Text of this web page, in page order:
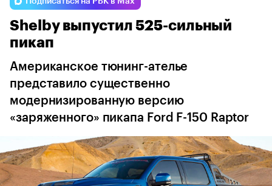
Esteo Volga Changan
Shelby выпустил 525-сильный
пикап
Американское тюнинг-ателье
представило существенно
модернизированную версию
«заряженного» пикапа Ford F-150 Raptor